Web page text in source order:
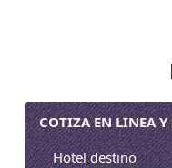
COTIZA EN LINEA Y
Hotel destino